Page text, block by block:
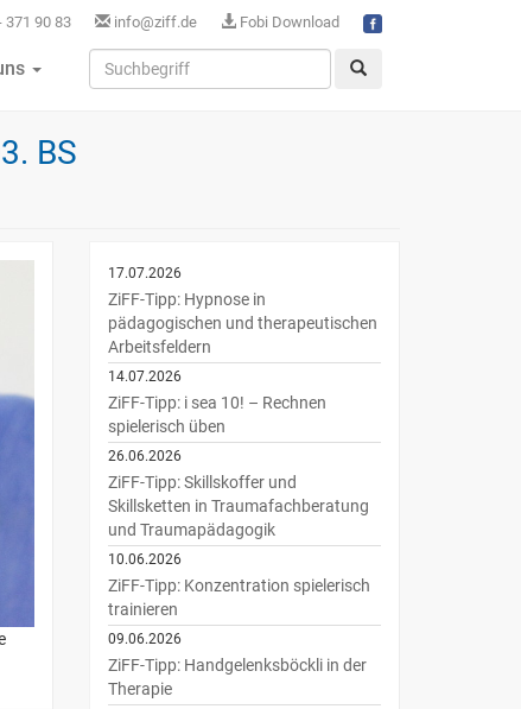
371 90 83 info@ziff.de Fobi Download
BS
17.07.2026
ZiFF-Tipp: Hypnose in
pädagogischen und therapeutischen
Arbeitsfeldern
14.07.2026
ZiFF-Tipp: i sea 10! – Rechnen
spielerisch üben
26.06.2026
ZiFF-Tipp: Skillskoffer und
Skillsketten in Traumafachberatung
und Traumapädagogik
10.06.2026
ZiFF-Tipp: Konzentration spielerisch
trainieren
09.06.2026
ZiFF-Tipp: Handgelenksböckli in der
Therapie